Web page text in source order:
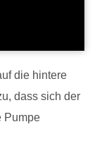
die hintere
dass sich der
Pumpe